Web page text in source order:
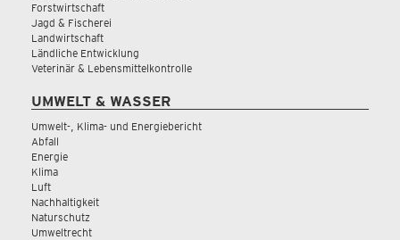
Forstwirtschaft
Jagd & Fischerei
Landwirtschaft
Ländliche Entwicklung
Veterinär & Lebensmittelkontrolle
UMWELT & WASSER
Umwelt-, Klima- und Energiebericht
Abfall
Energie
Klima
Luft
Nachhaltigkeit
Naturschutz
Umweltrecht